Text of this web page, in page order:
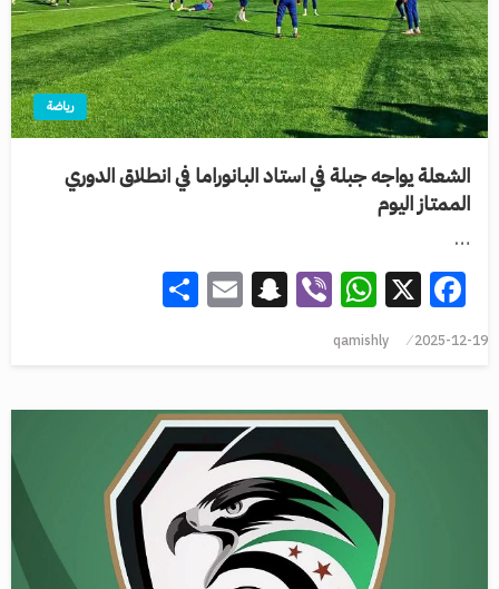
رياضة
الشعلة يواجه جبلة في استاد البانوراما في انطلاق الدوري
الممتاز اليوم
…
Facebook
X
WhatsApp
Viber
Snapchat
Email
2025-12-19
qamishly